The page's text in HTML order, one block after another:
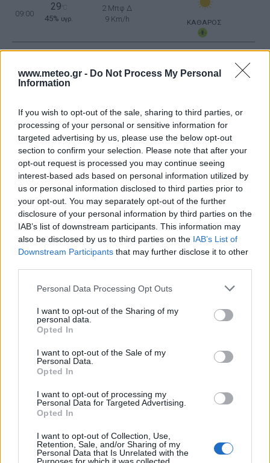
www.meteo.gr - Do Not Process My Personal
Information
If you wish to opt-out of the sale, sharing to third parties, or
processing of your personal or sensitive information for
targeted advertising by us, please use the below opt-out
section to confirm your selection. Please note that after your
opt-out request is processed you may continue seeing
interest-based ads based on personal information utilized by
us or personal information disclosed to third parties prior to
your opt-out. You may separately opt-out of the further
disclosure of your personal information by third parties on the
IAB’s list of downstream participants. This information may
also be disclosed by us to third parties on the IAB’s List of
Downstream Participants that may further disclose it to other
Personal Data Processing Opt Outs
I want to opt-out of the Sharing of my
personal data.
Opted In
I want to opt-out of the Sale of my
Personal Data.
Opted In
I want to opt-out of processing my
Personal Data for Targeted Advertising.
Opted In
I want to opt-out of Collection, Use,
Retention, Sale, and/or Sharing of my
Personal Data that Is Unrelated with the
09:00
29
45% υγρ.
2 Μπφ Δ
9 Km/h
ΚΑΘΑΡΟΣ
21%υγρ.
16 Km/h
ΚΑΘΑΡΟΣ
15:00
14% υγρ.
24 Km/h
ΚΑΘΑΡΟΣ
18:00
34°C
4 Μπφ N
24 Km/h
ΚΑΘΑΡΟΣ
21:00
°C
υγρ.
3 Μπφ N
16 Km/h
ΚΑΘΑΡΟΣ
ΤΕΤΑΡΤΗ12 ΑΥΓΟΥΣΤΟΥ Ανατολή: 06:37 - Δύση 20:31
38%υγρ.
9 Km/h
23°C
58%υγρ.
2 Μπφ ΒΔ
9 Km/h
ΚΑΘΑΡΟΣ
29°C
34%υγρ.
2 Μπφ Δ
9 Km/h